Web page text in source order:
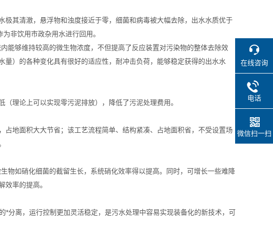
其清澈，悬浮物和浊度接近于零，细菌和病毒被大幅去除，出水水质优于
非饮用市政杂用水进行回用。
能够维持较高的微生物浓度，不但提高了反应装置对污染物的整体去除效
）的各种变化具有很好的适应性，耐冲击负荷，能够稳定获得的出水水
理论上可以实现零污泥排放），降低了污泥处理费用。
地面积大大节省；该工艺流程简单、结构紧凑、占地面积省，不受设置场
物如硝化细菌的截留生长，系统硝化效率得以提高。同时，可增长一些难降
效率的提高。
分离，运行控制更加灵活稳定，是污水处理中容易实现装备化的新技术，可
在线咨询
电话
微信扫一扫